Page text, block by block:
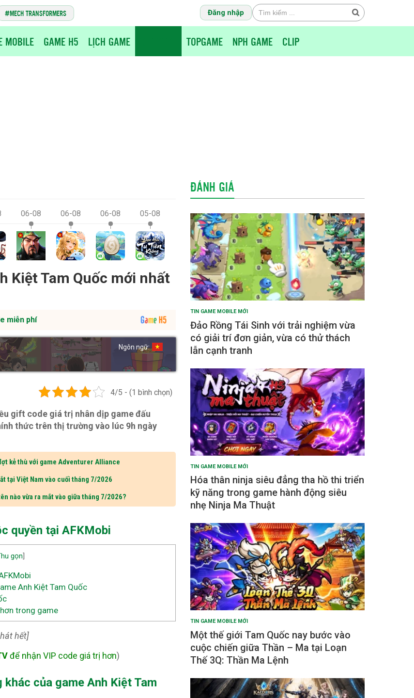
MECH TRANSFORMERS Đăng nhập
MOBILE GAME H5 LỊCH GAME TOPGAME NPH GAME CLIP
06-08 06-08 06-08 05-08
Kiệt Tam Quốc mới nhất
miễn phí
Ngôn ngữ:
4/5 - (1 bình chọn)
gift code giá trị nhân dịp game đấu
thức trên thị trường vào lúc 9h ngày
kẻ thù với game Adventurer Alliance
tại Việt Nam vào cuối tháng 7/2026
nào vừa ra mắt vào giữa tháng 7/2026?
quyền tại AFKMobi
gọn]
Anh Kiệt Tam Quốc
trong game
hết]
để nhận VIP code giá trị hơn)
của game Anh Kiệt Tam
ĐÁNH GIÁ
TIN GAME MOBILE MỚI
Đảo Rồng Tái Sinh với trải nghiệm vừa
có giải trí đơn giản, vừa có thử thách
lẫn cạnh tranh
TIN GAME MOBILE MỚI
Hóa thân ninja siêu đẳng tha hồ thi triển
kỹ năng trong game hành động siêu
nhẹ Ninja Ma Thuật
TIN GAME MOBILE MỚI
Một thế giới Tam Quốc nay bước vào
cuộc chiến giữa Thần – Ma tại Loạn
Thế 3Q: Thần Ma Lệnh